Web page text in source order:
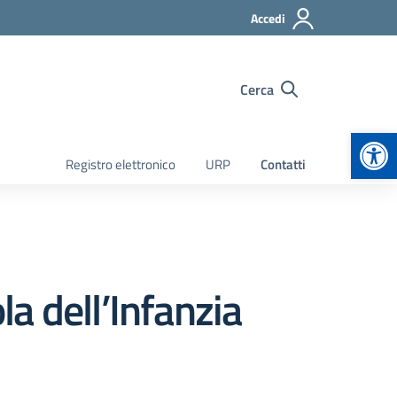
Accedi
Cerca
Registro elettronico URP Contatti
dell’Infanzia